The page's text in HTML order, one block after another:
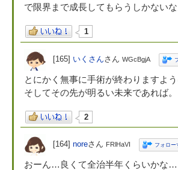
で限界まで成長してもらうしかないな
1
[165] いくさんさん WGcBgjA
とにかく無事に手術が終わりますよう
そしてその先が明るい未来であれば。
2
[164] noreさん FRlHaVI フォロー
おーん…良くて全治半年くらいかな…